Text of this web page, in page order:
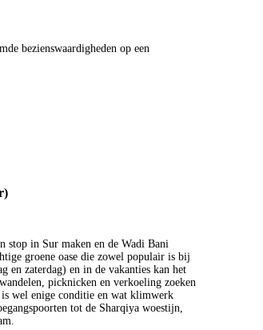
bezienswaardigheden op een
stop in Sur maken en de Wadi Bani
groene oase die zowel populair is bij
en zaterdag) en in de vakanties kan het
picknicken en verkoeling zoeken
wel enige conditie en wat klimwerk
tot de Sharqiya woestijn,